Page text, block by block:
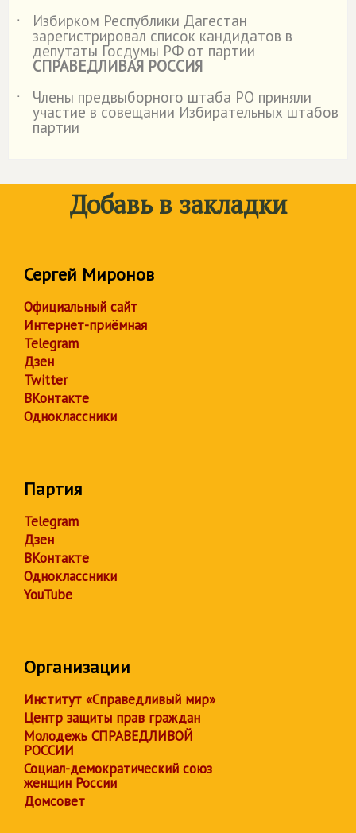
˙
Избирком Республики Дагестан
зарегистрировал список кандидатов в
депутаты Госдумы РФ от партии
СПРАВЕДЛИВАЯ РОССИЯ
˙
Члены предвыборного штаба РО приняли
участие в совещании Избирательных штабов
партии
Добавь в закладки
Сергей Миронов
Официальный сайт
Интернет-приёмная
Telegram
Дзен
Twitter
ВКонтакте
Одноклассники
Партия
Telegram
Дзен
ВКонтакте
Одноклассники
YouTube
Организации
Институт «Справедливый мир»
Центр защиты прав граждан
Молодежь СПРАВЕДЛИВОЙ
РОССИИ
Социал-демократический союз
женщин России
Домсовет